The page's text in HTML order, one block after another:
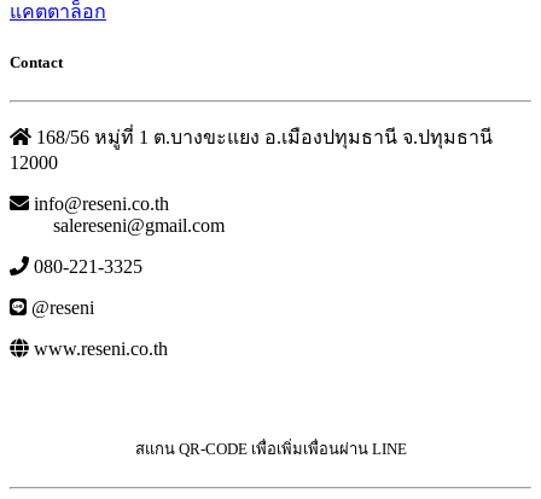
แคตตาล็อก
Contact
168/56 หมู่ที่ 1 ต.บางขะแยง อ.เมืองปทุมธานี จ.ปทุมธานี
12000
info@reseni.co.th
salereseni@gmail.com
080-221-3325
@reseni
www.reseni.co.th
สแกน QR-CODE เพื่อเพิ่มเพื่อนผ่าน LINE